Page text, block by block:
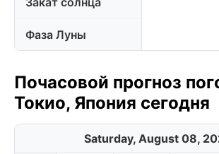
Фаза Луны
Почасовой прогноз
Токио, Япония сегодня
Saturday, August 08,